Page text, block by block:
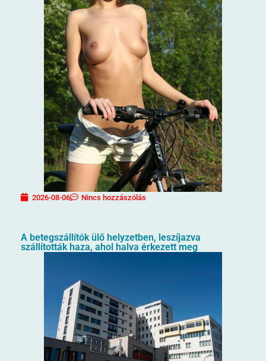
2026-08-06 Nincs hozzászólás
A betegszállítók ülő helyzetben, leszíjazva
szállították haza, ahol halva érkezett meg